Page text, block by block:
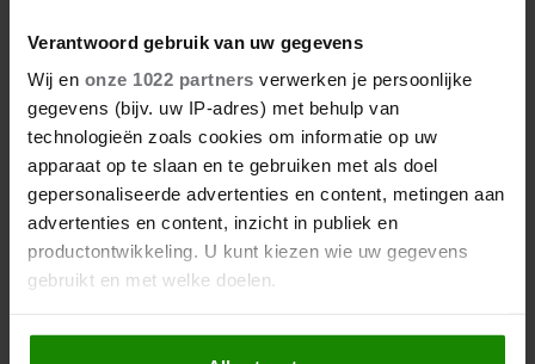
Verantwoord gebruik van uw gegevens
Wij en onze 1022 partners verwerken je persoonlijke
gegevens (bijv. uw IP-adres) met behulp van
technologieën zoals cookies om informatie op uw
apparaat op te slaan en te gebruiken met als doel
gepersonaliseerde advertenties en content, metingen aan
advertenties en content, inzicht in publiek en
productontwikkeling. U kunt kiezen wie uw gegevens
gebruikt en met welke doelen.
Als u het toestaat, willen we ook graag:
Uit andere media